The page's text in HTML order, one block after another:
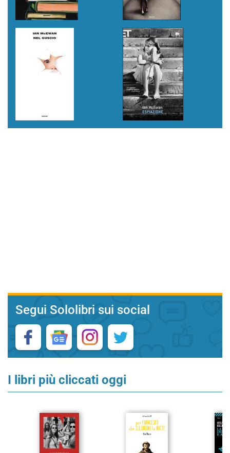
Segui Sololibri sui social
I libri più cliccati oggi